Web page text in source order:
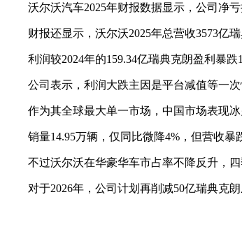
沃尔沃汽车2025年财报数据显示，公司净亏
财报还显示，沃尔沃2025年总营收3573亿瑞
利润较2024年的159.34亿瑞典克朗盈利暴跌
公司表示，利润大跌主因是平台减值等一次
作为其全球最大单一市场，中国市场表现冰
销量14.95万辆，仅同比微降4%，但营收暴跌
不过沃尔沃在华豪华车市占率不降反升，四
对于2026年，公司计划再削减50亿瑞典克朗